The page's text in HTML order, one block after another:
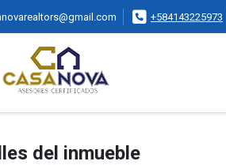
+584143225973
del inmueble